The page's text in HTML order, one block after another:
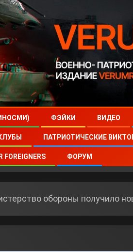
ФЭЙКИ ВИДЕО
ПАТРИОТИЧЕСКИЕ
FOREIGNERS ФОРУМ
обороны получило